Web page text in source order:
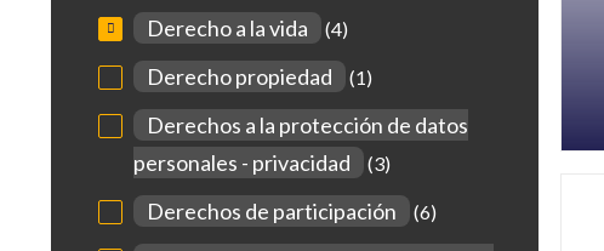
Derecho a la vida (4)
Derecho propiedad (1)
Derechos a la protección de datos
personales - privacidad
(3)
Derechos de participación (6)